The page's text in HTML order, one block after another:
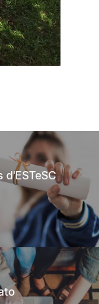
d'ESTeSC